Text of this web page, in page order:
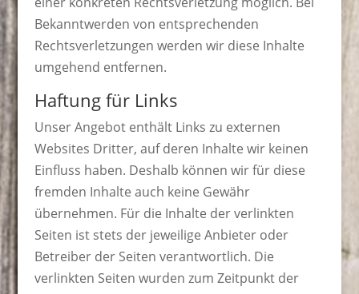
Bekanntwerden von entsprechenden
Rechtsverletzungen werden wir diese Inhalte
umgehend entfernen.
Haftung für Links
Unser Angebot enthält Links zu externen
Websites Dritter, auf deren Inhalte wir keinen
Einfluss haben. Deshalb können wir für diese
fremden Inhalte auch keine Gewähr
übernehmen. Für die Inhalte der verlinkten
Seiten ist stets der jeweilige Anbieter oder
Betreiber der Seiten verantwortlich. Die
verlinkten Seiten wurden zum Zeitpunkt der